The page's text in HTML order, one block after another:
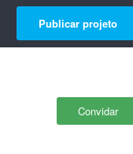
Publicar projeto
Convidar